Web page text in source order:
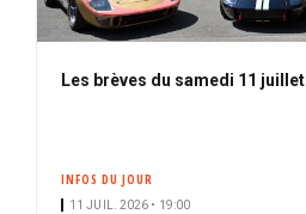
Les brèves du samedi 11 juillet
INFOS DU JOUR
11 JUIL. 2026 • 19:00